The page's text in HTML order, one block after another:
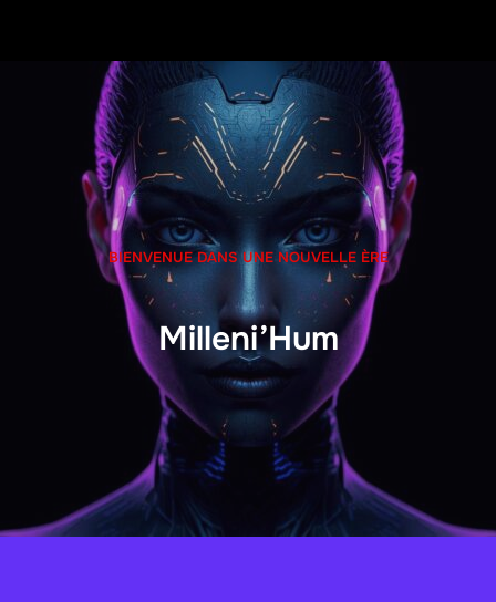
BIENVENUE DANS UNE NOUVELLE ÈRE
Milleni’Hum